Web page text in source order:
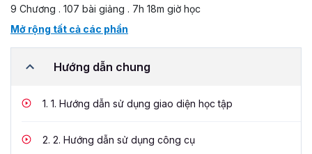
9 Chương . 107 bài giảng . 7h 18m giờ học
Mở rộng tất cả các phần
Hướng dẫn chung
1. 1. Hướng dẫn sử dụng giao diện học tập
2. 2. Hướng dẫn sử dụng công cụ